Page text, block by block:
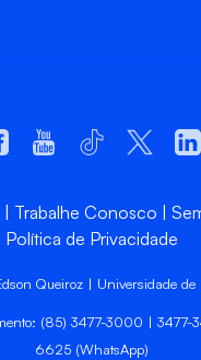
Trabalhe Conosco
Política de Privacidade
Queiroz | Universidade de
(85) 3477-3000 |
6625 (WhatsApp)